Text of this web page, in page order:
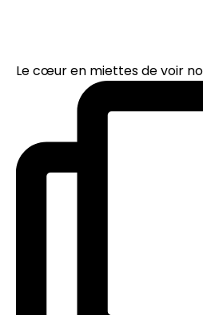
Le cœur en miettes de voir